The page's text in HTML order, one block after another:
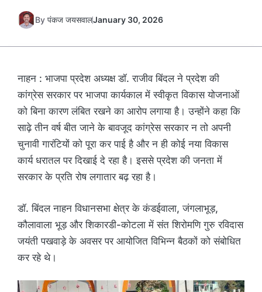
By पंकज जयसवालJanuary 30, 2026
नाहन : भाजपा प्रदेश अध्यक्ष डॉ. राजीव बिंदल ने प्रदेश की
कांग्रेस सरकार पर भाजपा कार्यकाल में स्वीकृत विकास योजनाओं
को बिना कारण लंबित रखने का आरोप लगाया है। उन्होंने कहा कि
साढ़े तीन वर्ष बीत जाने के बावजूद कांग्रेस सरकार न तो अपनी
चुनावी गारंटियों को पूरा कर पाई है और न ही कोई नया विकास
कार्य धरातल पर दिखाई दे रहा है। इससे प्रदेश की जनता में
सरकार के प्रति रोष लगातार बढ़ रहा है।
डॉ. बिंदल नाहन विधानसभा क्षेत्र के कंडईवाला, जंगलाभूड़,
कौलावाला भूड़ और शिकारडी-कोटला में संत शिरोमणि गुरु रविदास
जयंती पखवाड़े के अवसर पर आयोजित विभिन्न बैठकों को संबोधित
कर रहे थे।